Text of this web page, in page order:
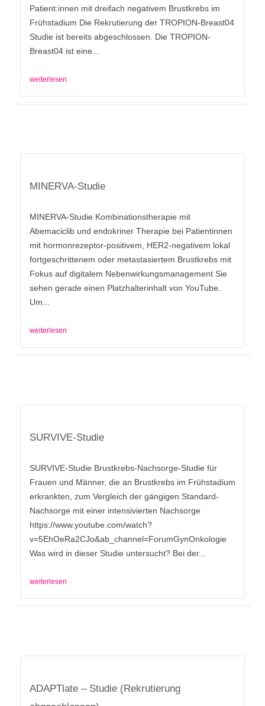
Patient:innen mit dreifach negativem Brustkrebs im
Frühstadium Die Rekrutierung der TROPION-Breast04
Studie ist bereits abgeschlossen. Die TROPION-
Breast04 ist eine...
weiterlesen
MINERVA-Studie
MINERVA-Studie Kombinationstherapie mit
Abemaciclib und endokriner Therapie bei Patientinnen
mit hormonrezeptor-positivem, HER2-negativem lokal
fortgeschrittenem oder metastasiertem Brustkrebs mit
Fokus auf digitalem Nebenwirkungsmanagement Sie
sehen gerade einen Platzhalterinhalt von YouTube.
Um...
weiterlesen
SURVIVE-Studie
SURVIVE-Studie Brustkrebs-Nachsorge-Studie für
Frauen und Männer, die an Brustkrebs im Frühstadium
erkrankten, zum Vergleich der gängigen Standard-
Nachsorge mit einer intensivierten Nachsorge
https://www.youtube.com/watch?
v=5EhOeRa2CJo&ab_channel=ForumGynOnkologie
Was wird in dieser Studie untersucht? Bei der...
weiterlesen
ADAPTlate – Studie (Rekrutierung